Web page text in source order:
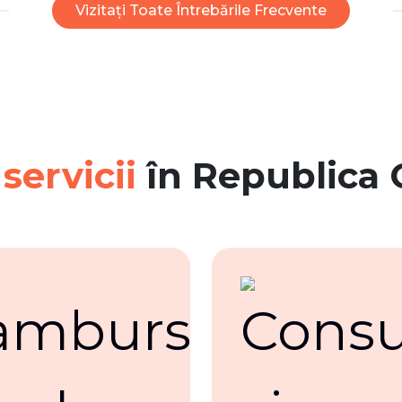
Vizitați Toate Întrebările Frecvente
în Republica